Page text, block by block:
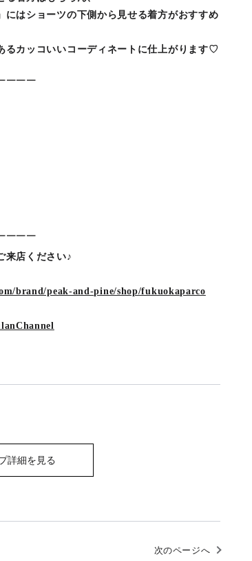
はショーツの下側から見せる着方がおすすめ
るカッコいいコーディネートに仕上がります♡
￣￣￣
￣￣￣
来店ください♪
brand/peak-and-pine/shop/fukuokaparco
詳細を見る
次のページへ